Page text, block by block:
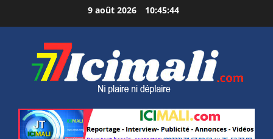
au
9 août 2026 10:45:44